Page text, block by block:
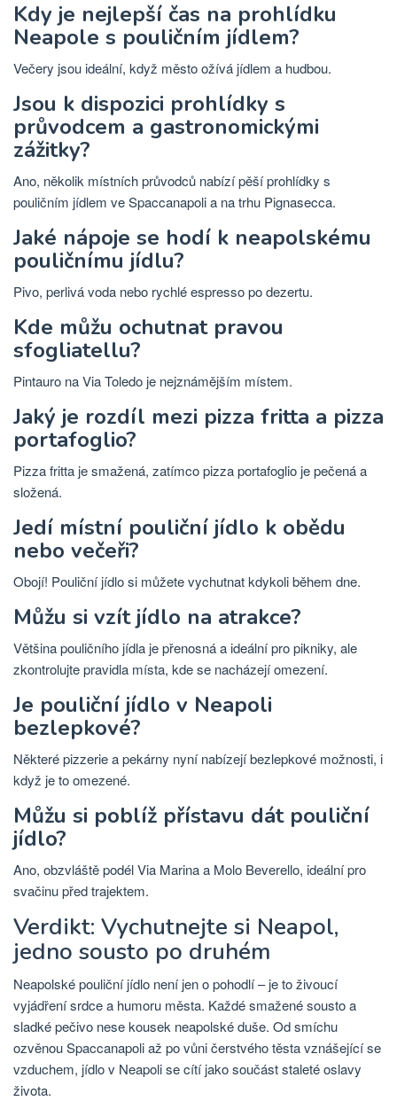
Kdy je nejlepší čas na prohlídku
Neapole s pouličním jídlem?
Večery jsou ideální, když město ožívá jídlem a hudbou.
Jsou k dispozici prohlídky s
průvodcem a gastronomickými
zážitky?
Ano, několik místních průvodců nabízí pěší prohlídky s
pouličním jídlem ve Spaccanapoli a na trhu Pignasecca.
Jaké nápoje se hodí k neapolskému
pouličnímu jídlu?
Pivo, perlivá voda nebo rychlé espresso po dezertu.
Kde můžu ochutnat pravou
sfogliatellu?
Pintauro na Via Toledo je nejznámějším místem.
Jaký je rozdíl mezi pizza fritta a pizza
portafoglio?
Pizza fritta je smažená, zatímco pizza portafoglio je pečená a
složená.
Jedí místní pouliční jídlo k obědu
nebo večeři?
Obojí! Pouliční jídlo si můžete vychutnat kdykoli během dne.
Můžu si vzít jídlo na atrakce?
Většina pouličního jídla je přenosná a ideální pro pikniky, ale
zkontrolujte pravidla místa, kde se nacházejí omezení.
Je pouliční jídlo v Neapoli
bezlepkové?
Některé pizzerie a pekárny nyní nabízejí bezlepkové možnosti, i
když je to omezené.
Můžu si poblíž přístavu dát pouliční
jídlo?
Ano, obzvláště podél Via Marina a Molo Beverello, ideální pro
svačinu před trajektem.
Verdikt: Vychutnejte si Neapol,
jedno sousto po druhém
Neapolské pouliční jídlo není jen o pohodlí – je to živoucí
vyjádření srdce a humoru města. Každé smažené sousto a
sladké pečivo nese kousek neapolské duše. Od smíchu
ozvěnou Spaccanapoli až po vůni čerstvého těsta vznášející se
vzduchem, jídlo v Neapoli se cítí jako součást staleté oslavy
života.